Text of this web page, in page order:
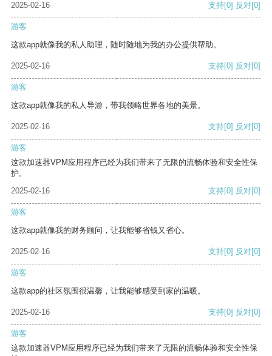
2025-02-16
支持[0] 反对[0]
游客
这款app就像我的私人助理，随时随地为我的办公提供帮助。
2025-02-16 支持[0] 反对[0]
游客
这款app就像我的私人导游，带我领略世界各地的美景。
2025-02-16 支持[0] 反对[0]
游客
这款加速器VPM应用程序已经为我们带来了无限的流畅体验和安全性保
护。
2025-02-16
支持[0] 反对[0]
游客
这款app就像我的财务顾问，让我能够省钱又省心。
2025-02-16 支持[0] 反对[0]
游客
这款app的社区氛围很温馨，让我能够感受到家的温暖。
2025-02-16 支持[0] 反对[0]
游客
这款加速器VPM应用程序已经为我们带来了无限的流畅体验和安全性保